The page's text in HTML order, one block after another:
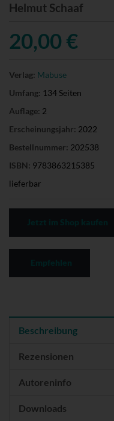
Helmut Schaaf
20,00 €
Verlag: Mabuse
Umfang: 134 Seiten
Auflage: 2
Erscheinungsjahr: 2022
Bestellnummer: 202538
ISBN: 9783863215385
lieferbar
Beschreibung
Rezensionen
Autoreninfo
Downloads